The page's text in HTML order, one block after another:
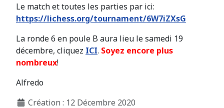
Le match et toutes les parties par ici:
https://lichess.org/tournament/6W7iZXsG
La ronde 6 en poule B aura lieu le samedi 19
décembre, cliquez ICI. Soyez encore plus
nombreux!
Alfredo
Création : 12 Décembre 2020